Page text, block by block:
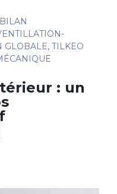
BILAN
GLOBALE, TILKEO
: un